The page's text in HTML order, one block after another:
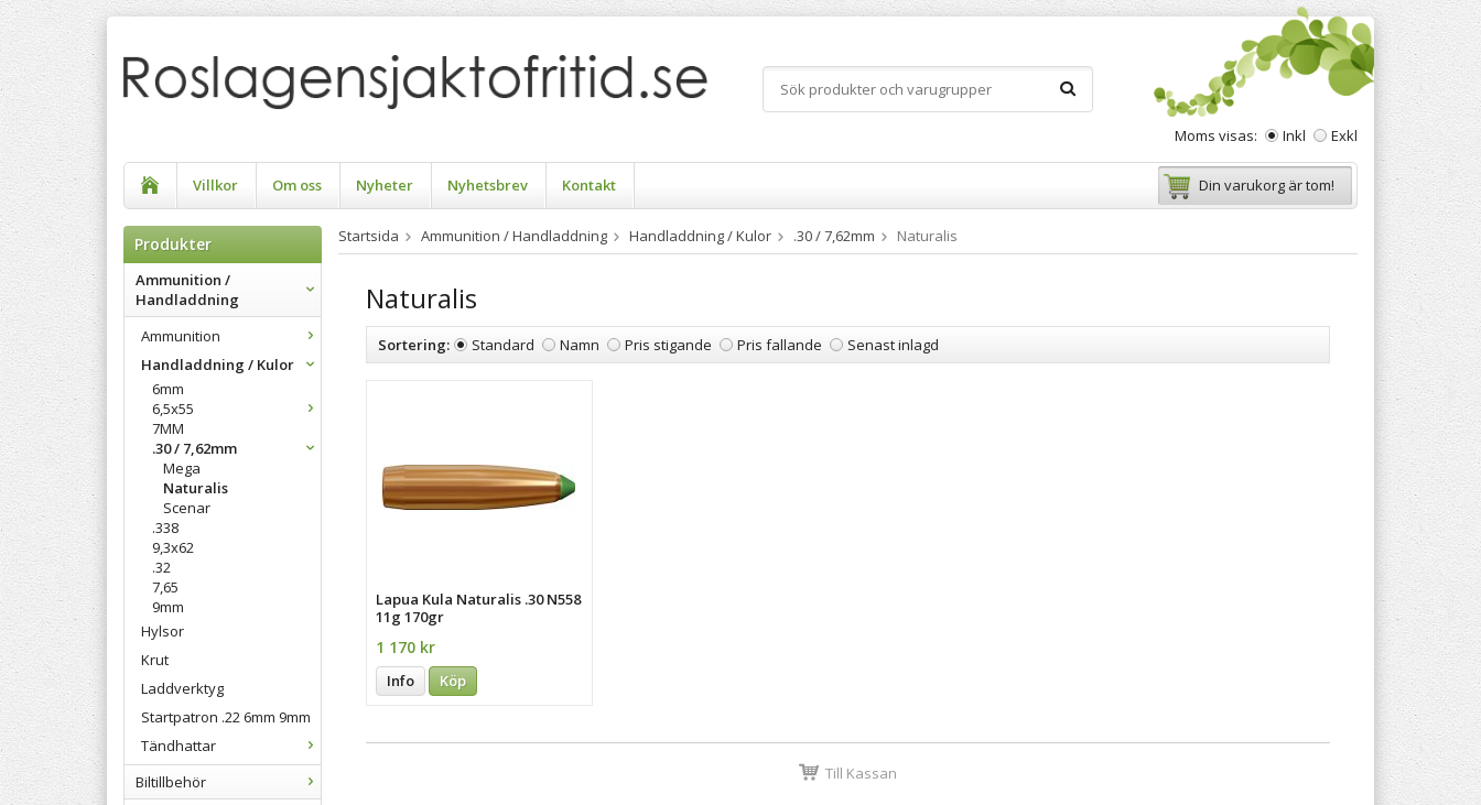
Moms visas: Inkl Exkl
Villkor Om oss Nyheter Nyhetsbrev Kontakt Din varukorg är tom!
Produkter
Ammunition /
Handladdning
Ammunition
Handladdning / Kulor
6mm
6,5x55
7MM
.30 / 7,62mm
Mega
Naturalis
Scenar
.338
9,3x62
.32
7,65
9mm
Hylsor
Krut
Laddverktyg
Startpatron .22 6mm 9mm
Tändhattar
Biltillbehör
Startsida Ammunition / Handladdning Handladdning / Kulor .30 / 7,62mm Naturalis
Naturalis
Sortering: Standard Namn Pris stigande Pris fallande Senast inlagd
Lapua Kula Naturalis .30 N558
11g 170gr
1 170 kr
Info Köp
Till Kassan